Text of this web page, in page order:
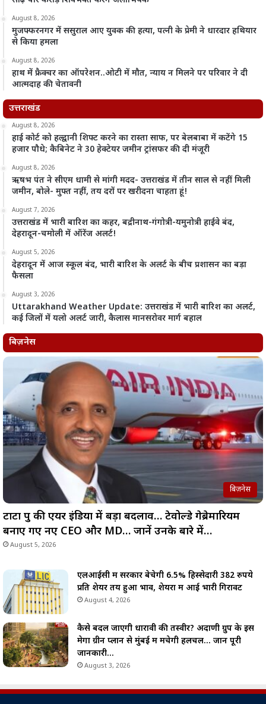
August 8, 2026
मुजफ्फरनगर में ससुराल आए युवक की हत्या, पत्नी के प्रेमी ने धारदार हथियार
से किया हमला
August 8, 2026
हाथ में फ्रैक्चर का ऑपरेशन..ओटी में मौत, न्याय न मिलने पर परिवार ने दी
आत्मदाह की चेतावनी
उत्तराखंड
August 8, 2026
हाई कोर्ट को हल्द्वानी शिफ्ट करने का रास्ता साफ, पर बेलबाबा में कटेंगे 15
हजार पौधे; कैबिनेट ने 30 हेक्टेयर जमीन ट्रांसफर की दी मंजूरी
August 8, 2026
ऋषभ पंत ने सीएम धामी से मांगी मदद- उत्तराखंड में तीन साल से नहीं मिली
जमीन, बोले- मुफ्त नहीं, तय दरों पर खरीदना चाहता हूं!
August 7, 2026
उत्तराखंड में भारी बारिश का कहर, बद्रीनाथ-गंगोत्री-यमुनोत्री हाईवे बंद,
देहरादून-चमोली में ऑरेंज अलर्ट!
August 5, 2026
देहरादून में आज स्कूल बंद, भारी बारिश के अलर्ट के बीच प्रशासन का बड़ा
फैसला
August 3, 2026
Uttarakhand Weather Update: उत्तराखंड में भारी बारिश का अलर्ट,
कई जिलों में यलो अलर्ट जारी, कैलास मानसरोवर मार्ग बहाल
बिज़नेस
बिज़नेस
टाटा ग्रुप की एयर इंडिया में बड़ा बदलाव… टेवोल्डे गेब्रेमारियम
बनाए गए नए CEO और MD… जानें उनके बारे में…
August 5, 2026
एलआईसी में सरकार बेचेगी 6.5% हिस्सेदारी 382 रुपये
प्रति शेयर तय हुआ भाव, शेयरों में आई भारी गिरावट
August 4, 2026
कैसे बदल जाएगी धारावी की तस्वीर? अदाणी ग्रुप के इस
मेगा ग्रीन प्लान से मुंबई में मचेगी हलचल… जानें पूरी
जानकारी…
August 3, 2026